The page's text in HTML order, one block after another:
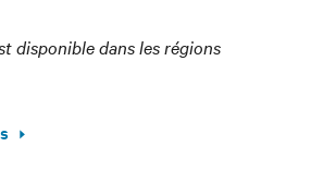
disponible dans les régions